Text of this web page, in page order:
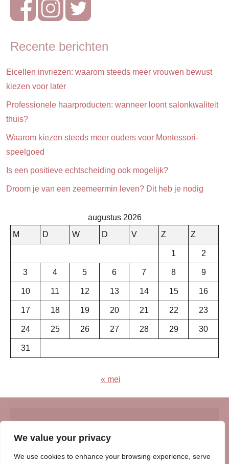
We value your privacy
We use cookies to enhance your browsing experience, serve
Recente berichten
Eicellen invriezen: waarom steeds meer vrouwen bewust
kiezen voor later
Professionele haarproducten: wanneer loont salonkwaliteit
thuis?
Waarom kiezen steeds meer ouders voor Montessori-
speelgoed
Is een positieve echtscheiding ook mogelijk?
Droom je van een zeemeermin leven? Dit heb je nodig
augustus 2026
M
D W D V Z Z
1 2
3 4 5 6 7 8 9
10 11 12 13 14 15 16
17 18 19 20 21 22 23
24 25 26 27 28 29 30
31
« mei
© Insert Internetuitgeverij